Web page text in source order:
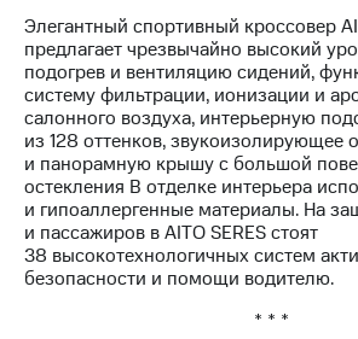
Описание
Еврооблигации-2023
Уведомление
о
погашении
именных
облигаций
Другое
Регистратор
Реквизиты
Элегантный спортивный кроссовер
предлагает чрезвычайно высокий
подогрев и вентиляцию сидений,
систему фильтрации, ионизации и
салонного воздуха, интерьерную
из 128 оттенков, звукоизолирующее
и панорамную крышу с большой
остекления В отделке интерьера
и гипоаллергенные материалы. На
и пассажиров в AITO SERES стоят
38 высокотехнологичных систем
безопасности и помощи водителю.
* * *